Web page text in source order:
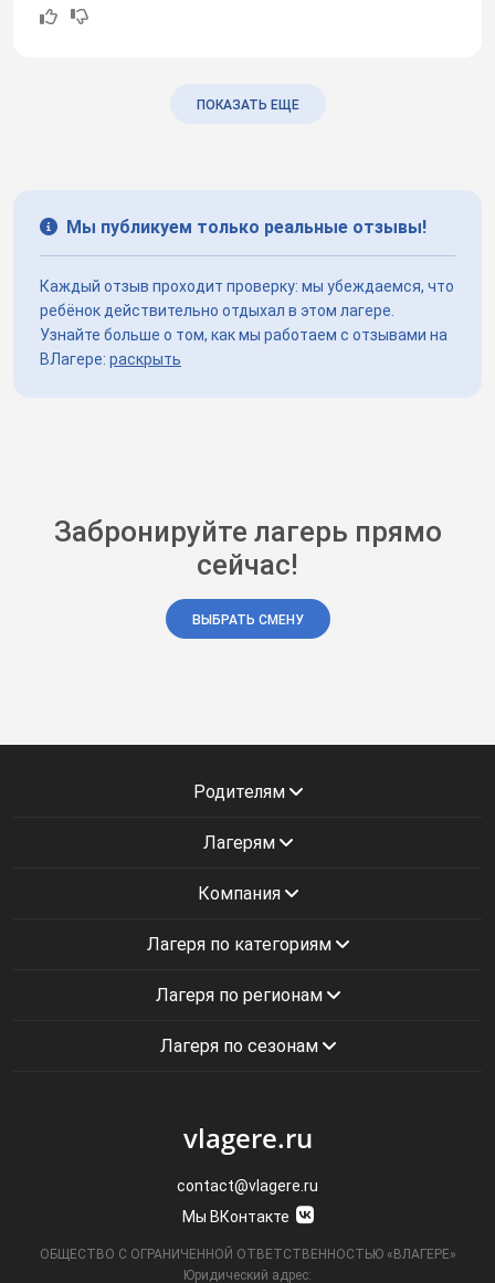
ПОКАЗАТЬ ЕЩЕ
Мы публикуем только реальные отзывы!
Каждый отзыв проходит проверку: мы убеждаемся, что
ребёнок действительно отдыхал в этом лагере.
Узнайте больше о том, как мы работаем с отзывами на
ВЛагере: раскрыть
Забронируйте лагерь прямо
сейчас!
ВЫБРАТЬ СМЕНУ
Родителям
Лагерям
Компания
Лагеря по категориям
Лагеря по регионам
Лагеря по сезонам
vlagere.ru
contact@vlagere.ru
Мы ВКонтакте
ОБЩЕСТВО С ОГРАНИЧЕННОЙ ОТВЕТСТВЕННОСТЬЮ «ВЛАГЕРЕ»
Юридический адрес: